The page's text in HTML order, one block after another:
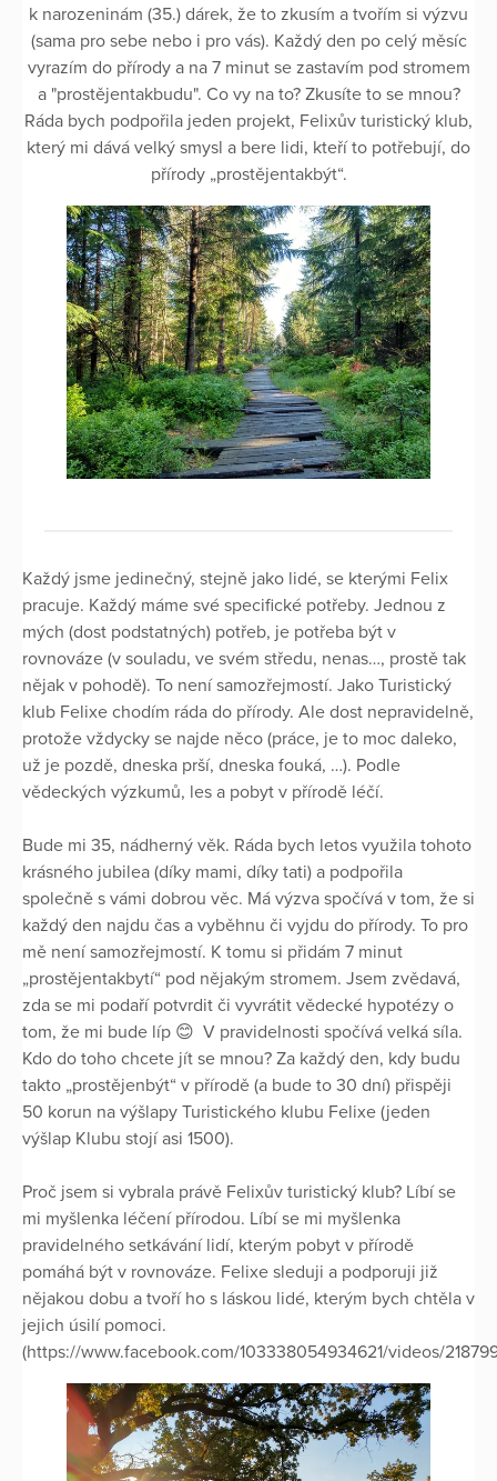
k narozeninám (35.) dárek, že to zkusím a tvořím si výzvu
(sama pro sebe nebo i pro vás). Každý den po celý měsíc
vyrazím do přírody a na 7 minut se zastavím pod stromem
a "prostějentakbudu". Co vy na to? Zkusíte to se mnou?
Ráda bych podpořila jeden projekt, Felixův turistický klub,
který mi dává velký smysl a bere lidi, kteří to potřebují, do
přírody „prostějentakbýt“.
Každý jsme jedinečný, stejně jako lidé, se kterými Felix
pracuje. Každý máme své specifické potřeby. Jednou z
mých (dost podstatných) potřeb, je potřeba být v
rovnováze (v souladu, ve svém středu, nenas…, prostě tak
nějak v pohodě). To není samozřejmostí. Jako Turistický
klub Felixe chodím ráda do přírody. Ale dost nepravidelně,
protože vždycky se najde něco (práce, je to moc daleko,
už je pozdě, dneska prší, dneska fouká, …). Podle
vědeckých výzkumů, les a pobyt v přírodě léčí.
Bude mi 35, nádherný věk. Ráda bych letos využila tohoto
krásného jubilea (díky mami, díky tati) a podpořila
společně s vámi dobrou věc. Má výzva spočívá v tom, že si
každý den najdu čas a vyběhnu či vyjdu do přírody. To pro
mě není samozřejmostí. K tomu si přidám 7 minut
„prostějentakbytí“ pod nějakým stromem. Jsem zvědavá,
zda se mi podaří potvrdit či vyvrátit vědecké hypotézy o
tom, že mi bude líp 😊 V pravidelnosti spočívá velká síla.
Kdo do toho chcete jít se mnou? Za každý den, kdy budu
takto „prostějenbýt“ v přírodě (a bude to 30 dní) přispěji
50 korun na výšlapy Turistického klubu Felixe (jeden
výšlap Klubu stojí asi 1500).
Proč jsem si vybrala právě Felixův turistický klub? Líbí se
mi myšlenka léčení přírodou. Líbí se mi myšlenka
pravidelného setkávání lidí, kterým pobyt v přírodě
pomáhá být v rovnováze. Felixe sleduji a podporuji již
nějakou dobu a tvoří ho s láskou lidé, kterým bych chtěla v
jejich úsilí pomoci.
(https://www.facebook.com/103338054934621/videos/